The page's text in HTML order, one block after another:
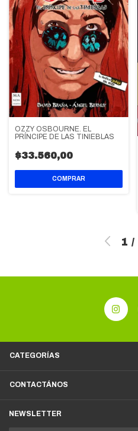
OZZY OSBOURNE. EL
PRÍNCIPE DE LAS TINIEBLAS
$33.560,00
1 /
CATEGORÍAS
CONTACTÁNOS
NEWSLETTER